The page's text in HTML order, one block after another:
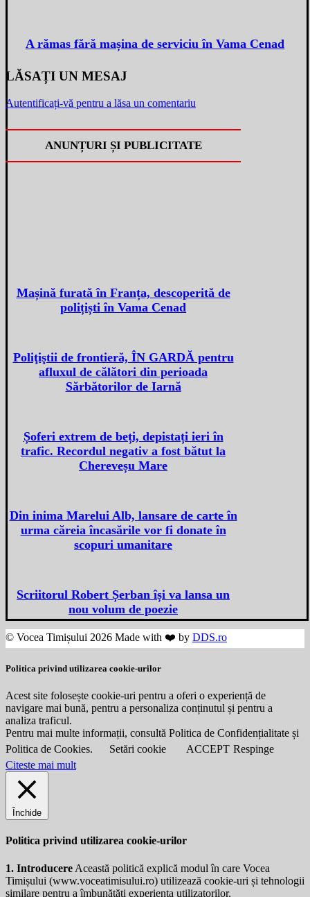
A rămas fără mașina de serviciu în Vama Cenad
LĂSAȚI UN MESAJ
Autentificați-vă pentru a lăsa un comentariu
ANUNȚURI ȘI PUBLICITATE
Mașină furată în Franța, descoperită de
polițiști în Vama Cenad
Poliţiştii de frontieră, ÎN GARDĂ pentru
afluxul de călători din perioada
Sărbătorilor de Iarnă
Șoferi extrem de beți, depistați ieri în
trafic. Recordul negativ a fost bătut la
Chereveșu Mare
Din inima Marelui Alb, lansare de carte în
urma căreia încasările vor fi donate în
scopuri umanitare
Scriitorul Robert Șerban își va lansa un
nou volum de poezie
© Vocea Timișului 2026 Made with ❤️ by DDS.ro
Politica privind utilizarea cookie-urilor
Acest site folosește cookie-uri pentru a oferi o experiență de
navigare mai bună, pentru a personaliza conținutul și pentru a
analiza traficul.
Pentru mai multe informații, consultă Politica de Confidențialitate și
Politica de Cookies.
Setări cookie ACCEPT Respinge
Citeste mai mult
Închide
Politica privind utilizarea cookie-urilor
1. Introducere Această politică explică modul în care Vocea
Timișului (www.voceatimisului.ro) utilizează cookie-uri și tehnologii
similare pentru a îmbunătăți experiența utilizatorilor.